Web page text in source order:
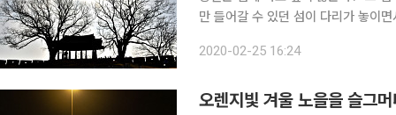
만 들어갈 수 있던 섬이 다리가 놓이
지 않은 겨울 끝 무렵에 서울에서 멀
2020-02-25 16:24
오렌지빛 겨울 노을을 슬그